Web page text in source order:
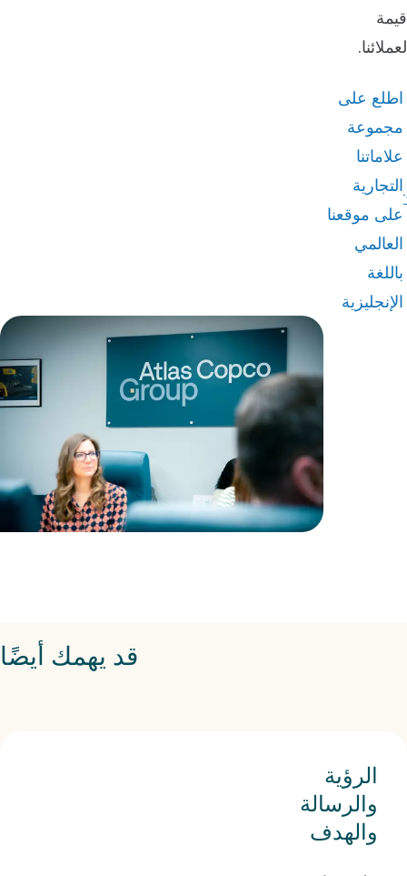
قيمة
لعملائنا.
اطلع على
مجموعة
علاماتنا
التجارية
على موقعنا
العالمي
باللغة
الإنجليزية
قد يهمك أيضًا
الرؤية
والرسالة
والهدف